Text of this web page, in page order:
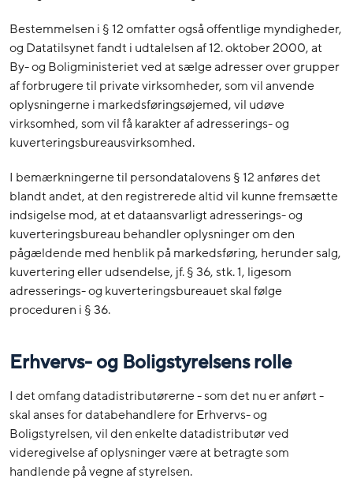
Bestemmelsen i § 12 omfatter også offentlige myndigheder,
og Datatilsynet fandt i udtalelsen af 12. oktober 2000, at
By- og Boligministeriet ved at sælge adresser over grupper
af forbrugere til private virksomheder, som vil anvende
oplysningerne i markedsføringsøjemed, vil udøve
virksomhed, som vil få karakter af adresserings- og
kuverteringsbureausvirksomhed.
I bemærkningerne til persondatalovens § 12 anføres det
blandt andet, at den registrerede altid vil kunne fremsætte
indsigelse mod, at et dataansvarligt adresserings- og
kuverteringsbureau behandler oplysninger om den
pågældende med henblik på markedsføring, herunder salg,
kuvertering eller udsendelse, jf. § 36, stk. 1, ligesom
adresserings- og kuverteringsbureauet skal følge
proceduren i § 36.
Erhvervs- og Boligstyrelsens rolle
I det omfang datadistributørerne - som det nu er anført -
skal anses for databehandlere for Erhvervs- og
Boligstyrelsen, vil den enkelte datadistributør ved
videregivelse af oplysninger være at betragte som
handlende på vegne af styrelsen.